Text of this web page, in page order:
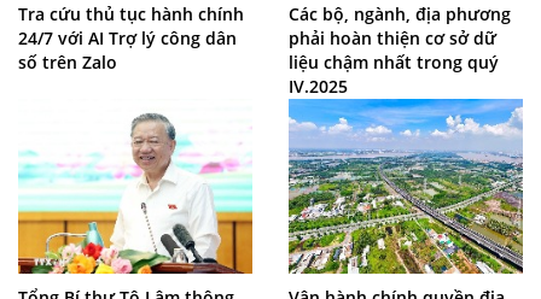
Tra cứu thủ tục hành chính
24/7 với AI Trợ lý công dân
số trên Zalo
Các bộ, ngành, địa phương
phải hoàn thiện cơ sở dữ
liệu chậm nhất trong quý
IV.2025